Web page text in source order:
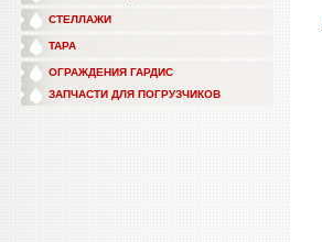
СТЕЛЛАЖИ
ТАРА
ОГРАЖДЕНИЯ ГАРДИС
ЗАПЧАСТИ ДЛЯ ПОГРУЗЧИКОВ